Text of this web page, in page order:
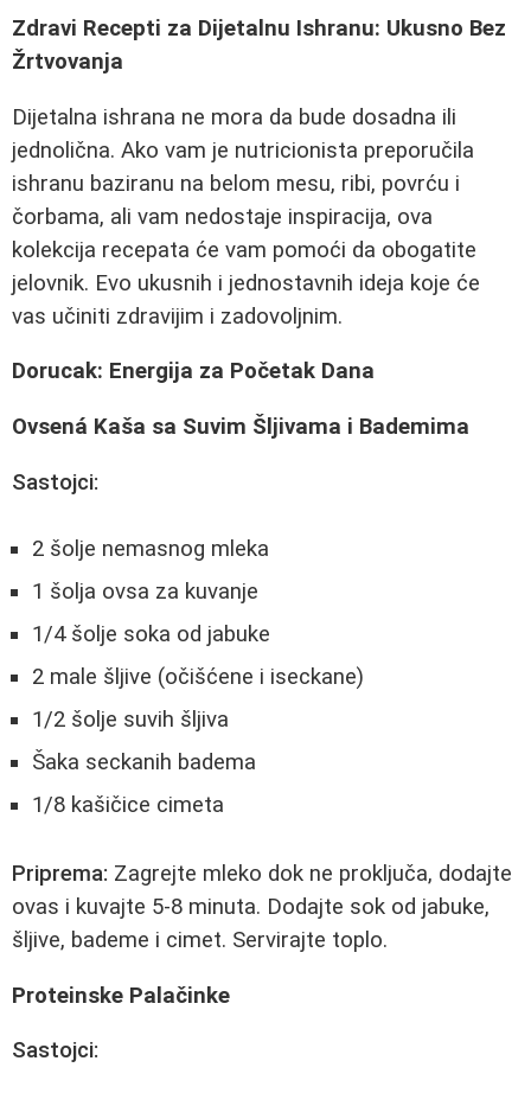
Zdravi Recepti za Dijetalnu Ishranu: Ukusno Bez
Žrtvovanja
Dijetalna ishrana ne mora da bude dosadna ili
jednolična. Ako vam je nutricionista preporučila
ishranu baziranu na belom mesu, ribi, povrću i
čorbama, ali vam nedostaje inspiracija, ova
kolekcija recepata će vam pomoći da obogatite
jelovnik. Evo ukusnih i jednostavnih ideja koje će
vas učiniti zdravijim i zadovoljnim.
Dorucak: Energija za Početak Dana
Ovsená Kaša sa Suvim Šljivama i Bademima
Sastojci:
2 šolje nemasnog mleka
1 šolja ovsa za kuvanje
1/4 šolje soka od jabuke
2 male šljive (očišćene i iseckane)
1/2 šolje suvih šljiva
Šaka seckanih badema
1/8 kašičice cimeta
Priprema: Zagrejte mleko dok ne proključa, dodajte
ovas i kuvajte 5-8 minuta. Dodajte sok od jabuke,
šljive, bademe i cimet. Servirajte toplo.
Proteinske Palačinke
Sastojci: